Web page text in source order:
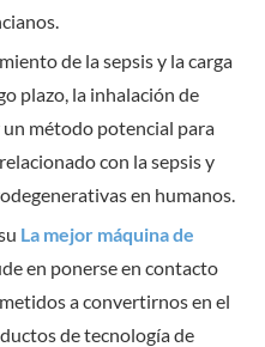
de la sepsis y la carga
plazo, la inhalación de
método potencial para
con la sepsis y
en humanos.
La mejor máquina de
en ponerse en contacto
a convertirnos en el
de tecnología de